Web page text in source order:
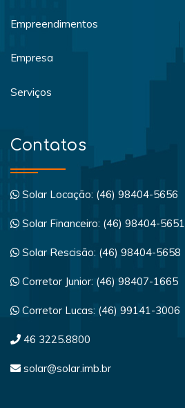
Empreendimentos
Empresa
Serviços
Contatos
Solar Locação: (46) 98404-5656
Solar Financeiro: (46) 98404-5651
Solar Rescisão: (46) 98404-5658
Corretor Junior: (46) 98407-1665
Corretor Lucas: (46) 99141-3006
46 3225.8800
solar@solar.imb.br